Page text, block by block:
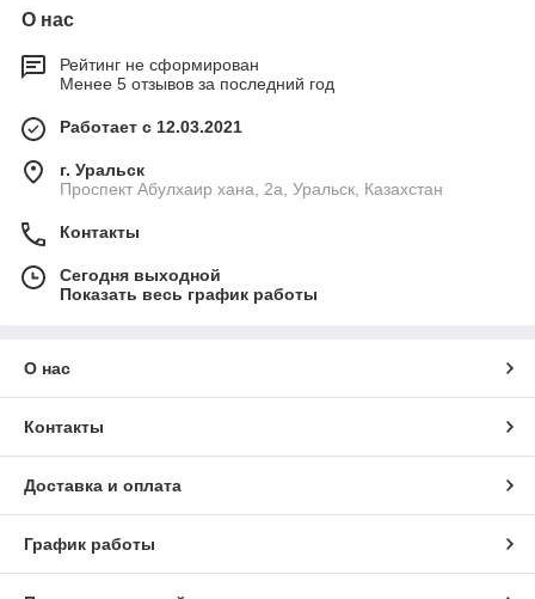
О нас
Рейтинг не сформирован
Менее 5 отзывов за последний год
Работает с 12.03.2021
г. Уральск
Проспект Абулхаир хана, 2а, Уральск, Казахстан
Контакты
Сегодня выходной
Показать весь график работы
О нас
Контакты
Доставка и оплата
График работы